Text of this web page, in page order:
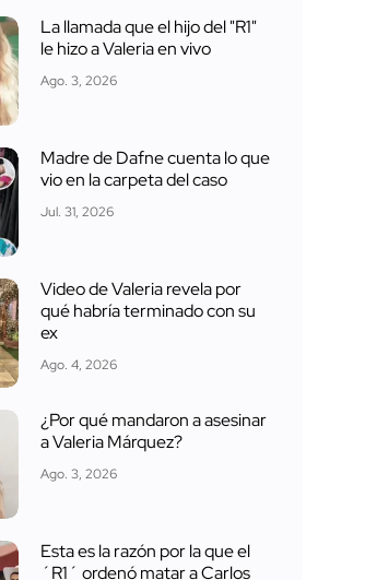
La llamada que el hijo del "R1"
le hizo a Valeria en vivo
Ago. 3, 2026
Madre de Dafne cuenta lo que
vio en la carpeta del caso
Jul. 31, 2026
Video de Valeria revela por
qué habría terminado con su
ex
Ago. 4, 2026
¿Por qué mandaron a asesinar
a Valeria Márquez?
Ago. 3, 2026
Esta es la razón por la que el
´R1´ ordenó matar a Carlos